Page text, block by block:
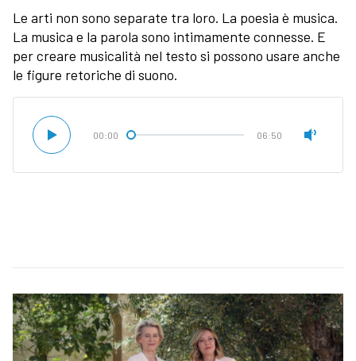
Le arti non sono separate tra loro. La poesia è musica.
La musica e la parola sono intimamente connesse. E
per creare musicalità nel testo si possono usare anche
le figure retoriche di suono.
00:00 06:50